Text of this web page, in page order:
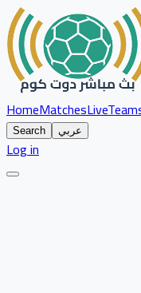
HomeMatchesLive
Search عربي
Log in